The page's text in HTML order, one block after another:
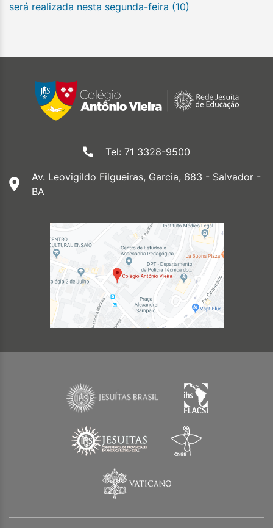
será realizada nesta segunda-feira (10)
Tel: 71 3328-9500
Av. Leovigildo Filgueiras, Garcia, 683 - Salvador -
BA